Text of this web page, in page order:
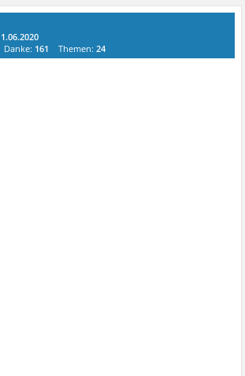
Danke: 161 Themen:24